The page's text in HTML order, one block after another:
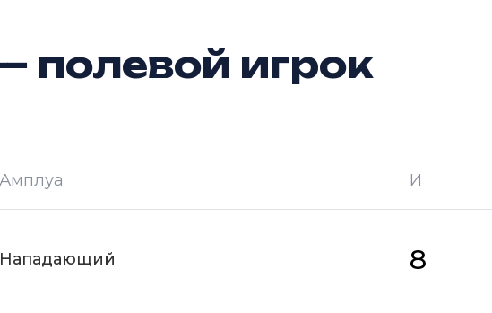
полевой игрок
Амплуа И
Нападающий 8